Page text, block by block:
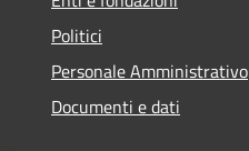
Politici
Personale Amministrativo
Documenti e dati